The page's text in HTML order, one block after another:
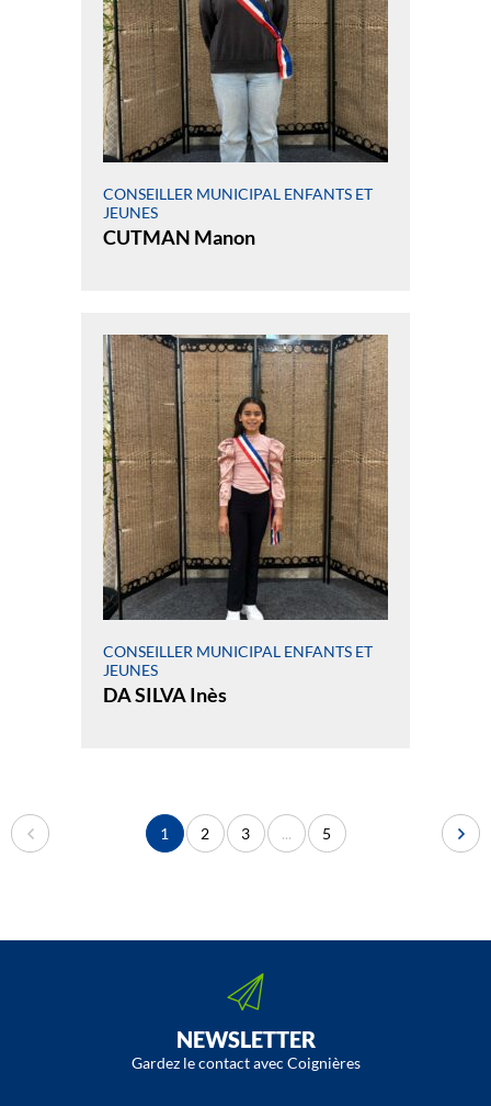
CONSEILLER MUNICIPAL ENFANTS ET
JEUNES
CUTMAN Manon
CONSEILLER MUNICIPAL ENFANTS ET
JEUNES
DA SILVA Inès
1 2 3 ... 5
NEWSLETTER
Gardez le contact avec Coignières